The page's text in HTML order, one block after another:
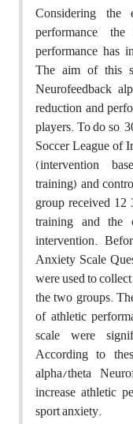
Considering
performance,
performance has
The aim of this
Neurofeedback
reduction and
players. To do so,
Soccer League of
(intervention
training) and
group received 12
training and the
intervention.
Anxiety Scale
were used to
the two groups.
of athletic
scale were
According to
alpha/theta
increase athletic
sport anxiety.